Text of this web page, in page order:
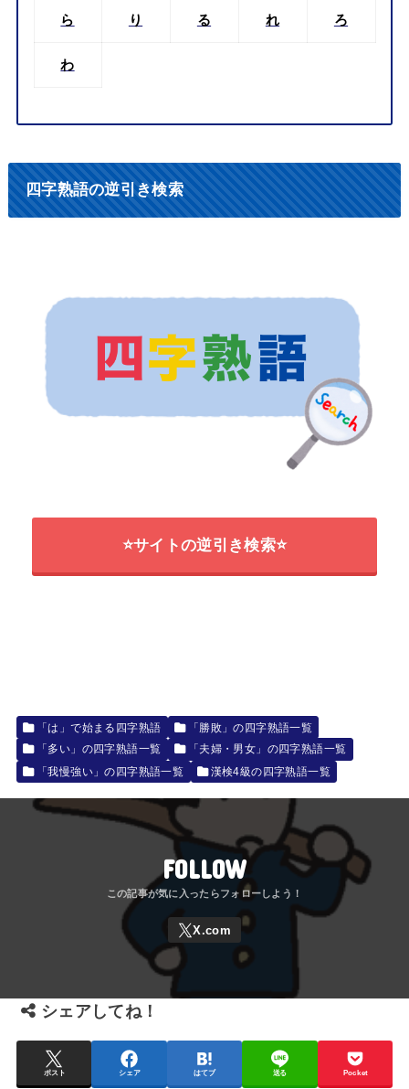
ら り る れ ろ
わ
四字熟語の逆引き検索
⭐サイトの逆引き検索⭐
「は」で始まる四字熟語
「勝敗」の四字熟語一覧
「多い」の四字熟語一覧
「夫婦・男女」の四字熟語一覧
「我慢強い」の四字熟語一覧
漢検4級の四字熟語一覧
FOLLOW
シェアしてね！
ポスト シェア はてブ 送る Pocket